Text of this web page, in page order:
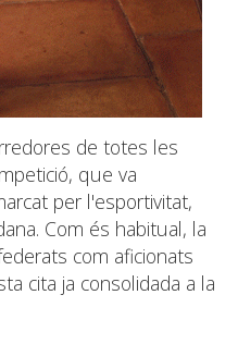
de totes les
que va
per l'esportivitat,
Com és habitual, la
com aficionats
cita ja consolidada a la